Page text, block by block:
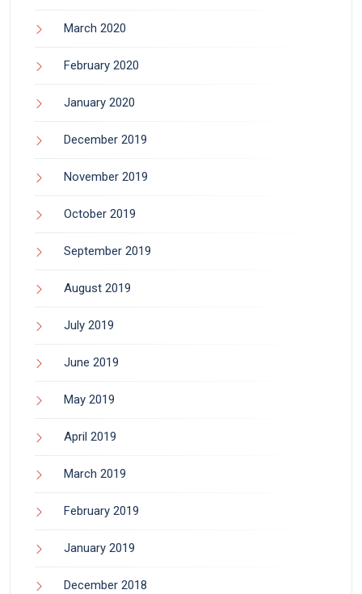
March 2020
February 2020
January 2020
December 2019
November 2019
October 2019
September 2019
August 2019
July 2019
June 2019
May 2019
April 2019
March 2019
February 2019
January 2019
December 2018